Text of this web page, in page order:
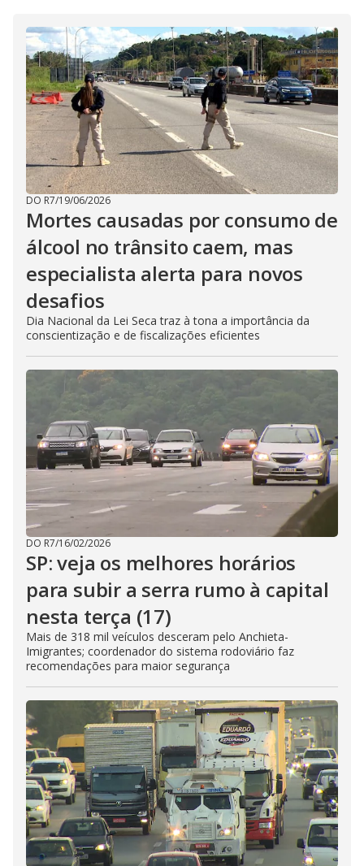
DO R7/19/06/2026
Mortes causadas por consumo de
álcool no trânsito caem, mas
especialista alerta para novos
desafios
Dia Nacional da Lei Seca traz à tona a importância da
conscientização e de fiscalizações eficientes
DO R7/16/02/2026
SP: veja os melhores horários
para subir a serra rumo à capital
nesta terça (17)
Mais de 318 mil veículos desceram pelo Anchieta-
Imigrantes; coordenador do sistema rodoviário faz
recomendações para maior segurança